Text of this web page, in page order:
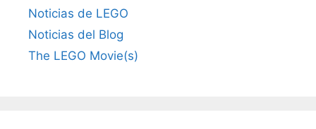
Noticias de LEGO
Noticias del Blog
The LEGO Movie(s)